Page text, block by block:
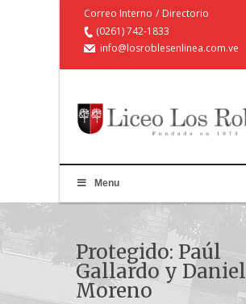
Correo Interno / Directorio
(0261) 742-1833
info@losroblesenlinea.com.ve
Menu
Protegido: Paúl
Gallardo y Daniel
Moreno